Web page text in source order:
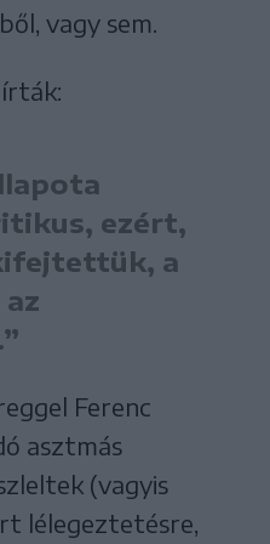
vagy sem.
ezért,
a
Ferenc
asztmás
(vagyis
lélegeztetésre,